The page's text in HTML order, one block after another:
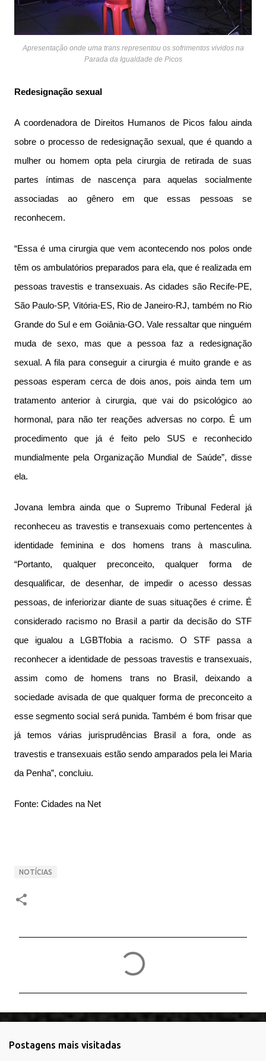
Apresentação onde uma trans representou os sofrimentos vividos na
Parada da Igualdade de Picos
Redesignação sexual
A coordenadora de Direitos Humanos de Picos falou ainda
sobre o processo de redesignação sexual, que é quando a
mulher ou homem opta pela cirurgia de retirada de suas
partes íntimas de nascença para aquelas socialmente
associadas ao gênero em que essas pessoas se
reconhecem.
“Essa é uma cirurgia que vem acontecendo nos polos onde
têm os ambulatórios preparados para ela, que é realizada em
pessoas travestis e transexuais. As cidades são Recife-PE,
São Paulo-SP, Vitória-ES, Rio de Janeiro-RJ, também no Rio
Grande do Sul e em Goiânia-GO. Vale ressaltar que ninguém
muda de sexo, mas que a pessoa faz a redesignação
sexual. A fila para conseguir a cirurgia é muito grande e as
pessoas esperam cerca de dois anos, pois ainda tem um
tratamento anterior à cirurgia, que vai do psicológico ao
hormonal, para não ter reações adversas no corpo. É um
procedimento que já é feito pelo SUS e reconhecido
mundialmente pela Organização Mundial de Saúde”, disse
ela.
Jovana lembra ainda que o Supremo Tribunal Federal já
reconheceu as travestis e transexuais como pertencentes à
identidade feminina e dos homens trans à masculina.
“Portanto, qualquer preconceito, qualquer forma de
desqualificar, de desenhar, de impedir o acesso dessas
pessoas, de inferiorizar diante de suas situações é crime. É
considerado racismo no Brasil a partir da decisão do STF
que igualou a LGBTfobia a racismo. O STF passa a
reconhecer a identidade de pessoas travestis e transexuais,
assim como de homens trans no Brasil, deixando a
sociedade avisada de que qualquer forma de preconceito a
esse segmento social será punida. Também é bom frisar que
já temos várias jurisprudências Brasil a fora, onde as
travestis e transexuais estão sendo amparados pela lei Maria
da Penha”, concluiu.
Fonte: Cidades na Net
NOTÍCIAS
n
Postagens mais visitadas